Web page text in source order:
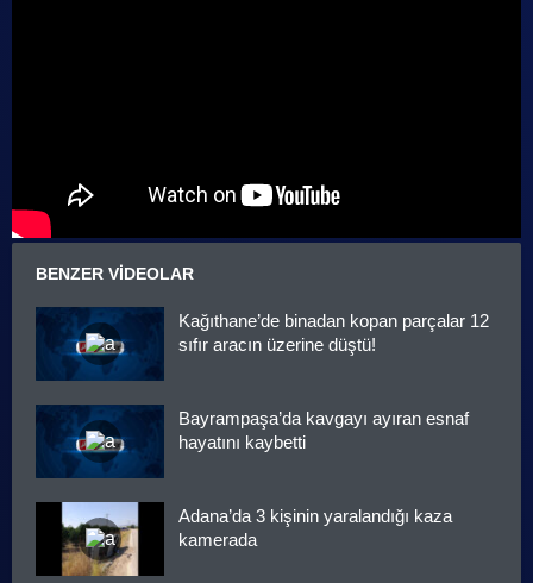
BENZER VIDEOLAR
Kağıthane’de binadan kopan parçalar 12
sıfır aracın üzerine düştü!
Bayrampaşa’da kavgayı ayıran esnaf
hayatını kaybetti
Adana’da 3 kişinin yaralandığı kaza
kamerada